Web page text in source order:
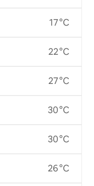
17 °C
22 °C
27 °C
30 °C
30 °C
26 °C